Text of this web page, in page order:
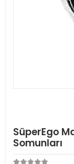
SüperEgo
Somunları